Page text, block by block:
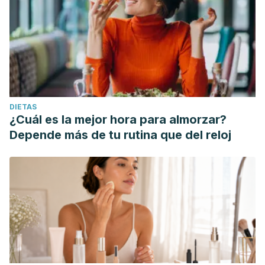
DIETAS
¿Cuál es la mejor hora para almorzar?
Depende más de tu rutina que del reloj